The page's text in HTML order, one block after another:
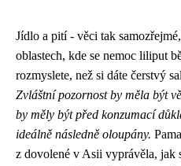
Jídlo a pití - věci tak
oblastech, kde se nemoc liliput
rozmyslete, než si dáte čerstvý
Zvláštní pozornost by měla být
by měly být před konzumací
ideálně následně oloupány.
z dovolené v Asii vyprávěla, jak